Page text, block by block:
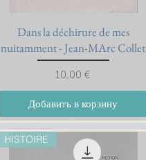
Быстрый просмотр
Dans la déchirure de mes
nuitamment - Jean-MArc Collet
Цена
10,00 €
Добавить в корзину
HISTOIRE